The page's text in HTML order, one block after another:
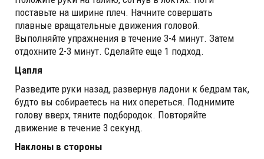
поставьте на ширине плеч. Начните совершать
плавные вращательные движения головой.
Выполняйте упражнения в течение 3-4 минут. Затем
отдохните 2-3 минут. Сделайте еще 1 подход.
Цапля
Разведите руки назад, развернув ладони к бедрам так,
будто вы собираетесь на них опереться. Поднимите
голову вверх, тяните подбородок. Повторяйте
движение в течение 3 секунд.
Наклоны в стороны